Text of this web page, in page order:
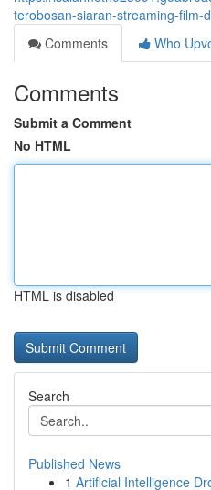
terobosan-siaran-streaming-film-
Comments
Who
Comments
Submit a Comment
No HTML
HTML is disabled
Search
Published News
1 Artificial Intelligence